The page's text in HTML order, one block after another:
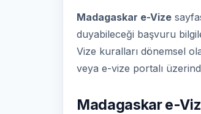
Madagaskar e-Vize
duyabileceği başvuru
Vize kuralları dönemsel
veya e-vize portalı
Madagaskar e-